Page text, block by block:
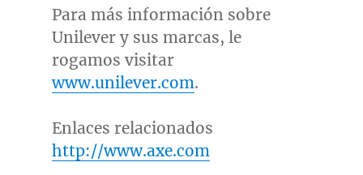
Para más información sobre
Unilever y sus marcas, le
rogamos visitar
www.unilever.com.
Enlaces relacionados
http://www.axe.com